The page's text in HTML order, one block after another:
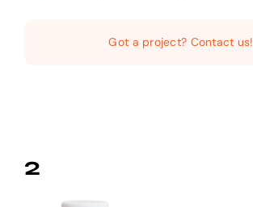
Got a project? Contact us!
2